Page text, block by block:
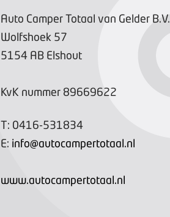
Auto Camper Totaal van Gelder B.V.
Wolfshoek 57
5154 AB Elshout
KvK nummer 89669622
T: 0416-531834
E: info@autocampertotaal.nl
www.autocampertotaal.nl